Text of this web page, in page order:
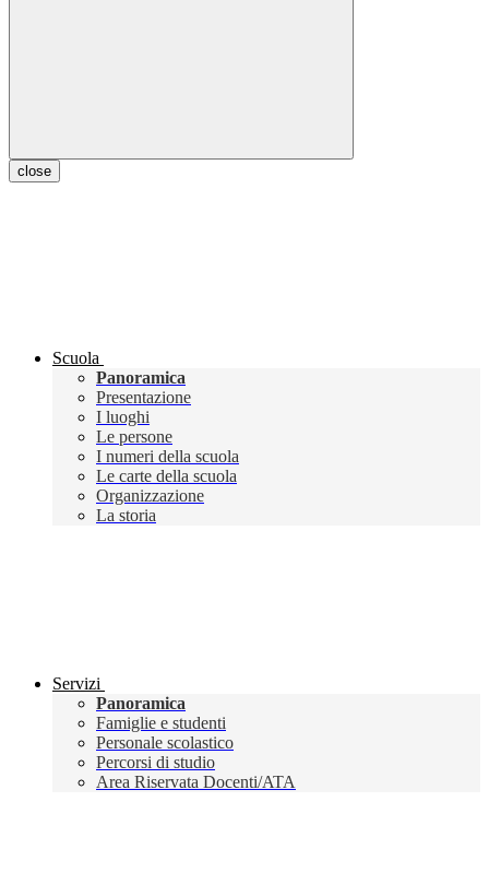
close
Scuola
Panoramica
Presentazione
I luoghi
Le persone
I numeri della scuola
Le carte della scuola
Organizzazione
La storia
Servizi
Panoramica
Famiglie e studenti
Personale scolastico
Percorsi di studio
Area Riservata Docenti/ATA